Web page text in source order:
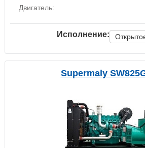
Двигатель:
Исполнение:
Supermaly